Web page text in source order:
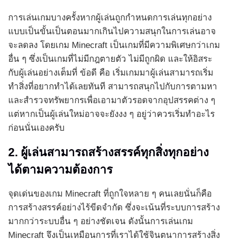
การเล่นเกมบางครั้งหากผู้เล่นถูกกำหนดการเล่นทุกอย่าง
แบบเป็นขั้นเป็นตอนมากเกินไปความสนุกในการเล่นอาจ
จะลดลง โดยเกม Minecraft เป็นเกมที่มีความพิเศษกว่าเกม
อื่น ๆ ซึ่งเป็นเกมที่ไม่มีกฎตายตัว ไม่มีถูกผิด และให้อิสระ
กับผู้เล่นอย่างเต็มที่ ข้อดี คือ เริ่มเกมมาผู้เล่นสามารถเริ่ม
ทำสิ่งที่อยากทำได้เลยทันที สามารถสนุกไปกับการตามหา
และสำรวจทรัพยากรเพื่อเอามาตัวรอดจากอุปสรรคต่าง ๆ
แต่หากเป็นผู้เล่นใหม่อาจจะยังงง ๆ อยู่ว่าควรเริ่มทำอะไร
ก่อนนั่นเองครับ
2. ผู้เล่นสามารถสร้างสรรค์ทุกสิ่งทุกอย่าง
ได้ตามความต้องการ
จุดเด่นของเกม Minecraft ที่ถูกใจหลาย ๆ คนเลยนั่นก็คือ
การสร้างสรรค์อย่างไร้ขีดจำกัด ซึ่งจะเน้นที่ระบบการสร้าง
มากกว่าระบบอื่น ๆ อย่างชัดเจน ดังนั้นการเล่นเกม
Minecraft จึงเป็นเหมือนการที่เราได้ใช้จินตนาการสร้างสิ่ง